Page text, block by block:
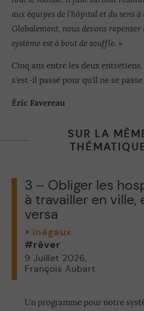
aux équipes de l’hôpital et du sens
Globalement, nous devons repenser
système est à bout de souffle. »
Cinq ans entre les deux
s’est-il passé pour qu’il ne se
Éric Favereau
SUR LA
3 – Obliger les
à travailler en ville,
versa
inégaux
#rêver
9 Juillet 2026,
François Aubart
Un programme pour notre